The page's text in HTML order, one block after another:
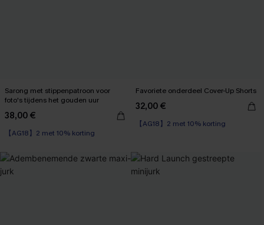
Sarong met stippenpatroon voor
foto's tijdens het gouden uur
38,00 €
【AG18】2 met 10% korting
Favoriete onderdeel Cover-Up Shorts
32,00 €
【AG18】2 met 10% korting